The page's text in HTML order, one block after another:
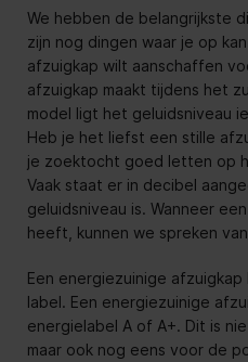
We hebben de belangrijkste
zijn nog dingen waar je op
afzuigkap wilt aanschaffen
afzuigkap maakt tijdens het
model ligt het geluidsniveau
Heb je het liefst een stille
je zoektocht goed letten op
Vaak staat er in decibel
geluidsniveau is. Wanneer
heeft, kunnen we spreken
Een energiezuinige afzuigkap
label. Een energiezuinige
energielabel A of A+. Dit is
maar ook nog eens voor de